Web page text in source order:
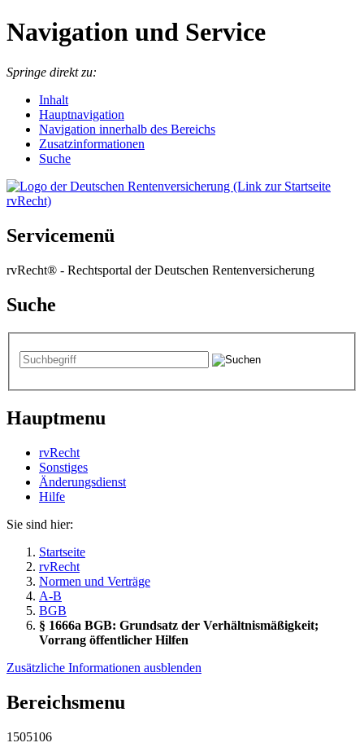
Navigation und Service
Springe direkt zu:
Inhalt
Hauptnavigation
Navigation innerhalb des Bereichs
Zusatzinformationen
Suche
Servicemenü
rvRecht® - Rechtsportal der Deutschen Rentenversicherung
Suche
Hauptmenu
rvRecht
Sonstiges
Änderungsdienst
Hil­fe
Sie sind hier:
Startseite
rvRecht
Normen und Verträge
A-B
BGB
§ 1666a BGB: Grundsatz der Verhältnismäßigkeit;
Vorrang öffentlicher Hilfen
Zusätzliche Informationen ausblenden
Bereichsmenu
1505106